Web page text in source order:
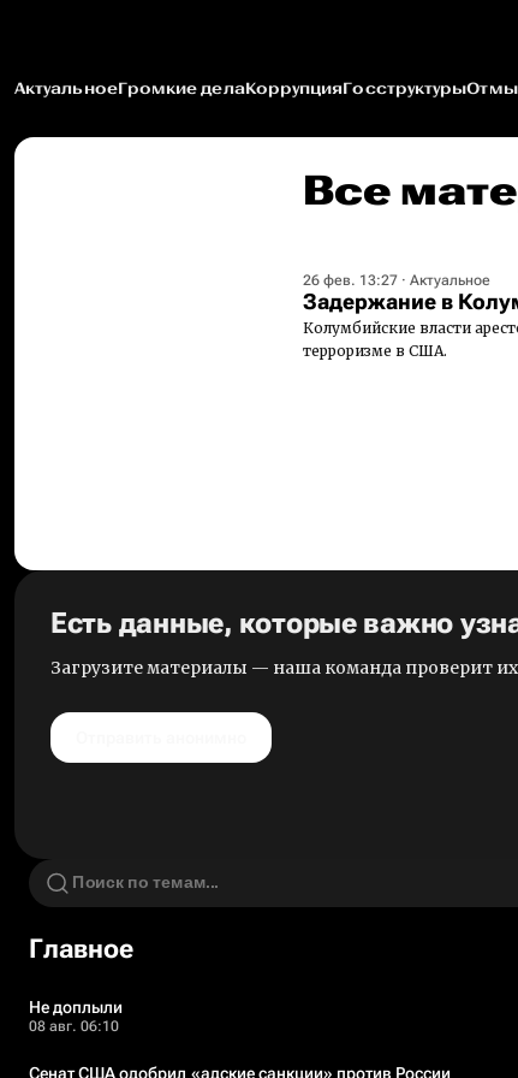
АктуальноеГромкие делаКоррупцияГосструктуры
Все
26 фев. 13:27 · Актуальное
Задержание в
Колумбийские власти
терроризме в США.
Есть данные, которые важно
Загрузите материалы — наша команда проверит
Главное
Не доплыли
08 авг. 06:10
Сенат США одобрил «адские санкции» против России